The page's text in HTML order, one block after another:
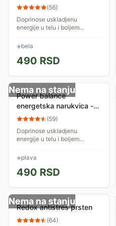
bela
(56)
Doprinose uskladjenu
energije u telu i boljem
celosti. Izradjena je od
medicinskog silikona
◈bela
490 RSD
Nema na stanju
Power balance
energetska narukvica -
plava
(59)
Doprinose uskladjenu
energije u telu i boljem
celosti. Izradjena je od
izdržljivog materijala,
medicinskog silikona
◈plava
490 RSD
Nema na stanju
Redox antistres prsten
(64)